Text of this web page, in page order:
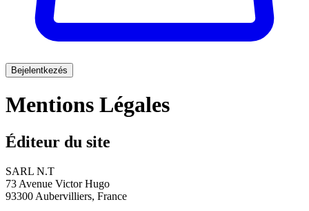
Bejelentkezés
Mentions Légales
Éditeur du site
SARL N.T
73 Avenue Victor Hugo
93300 Aubervilliers, France